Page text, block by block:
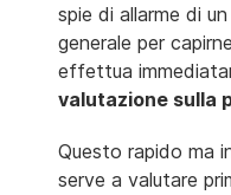
spie di allarme di
generale per
effettua
valutazione sulla
Questo rapido ma
serve a valutare